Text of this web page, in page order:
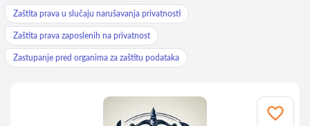
Zaštita prava u slučaju narušavanja privatnosti
Zaštita prava zaposlenih na privatnost
Zastupanje pred organima za zaštitu podataka